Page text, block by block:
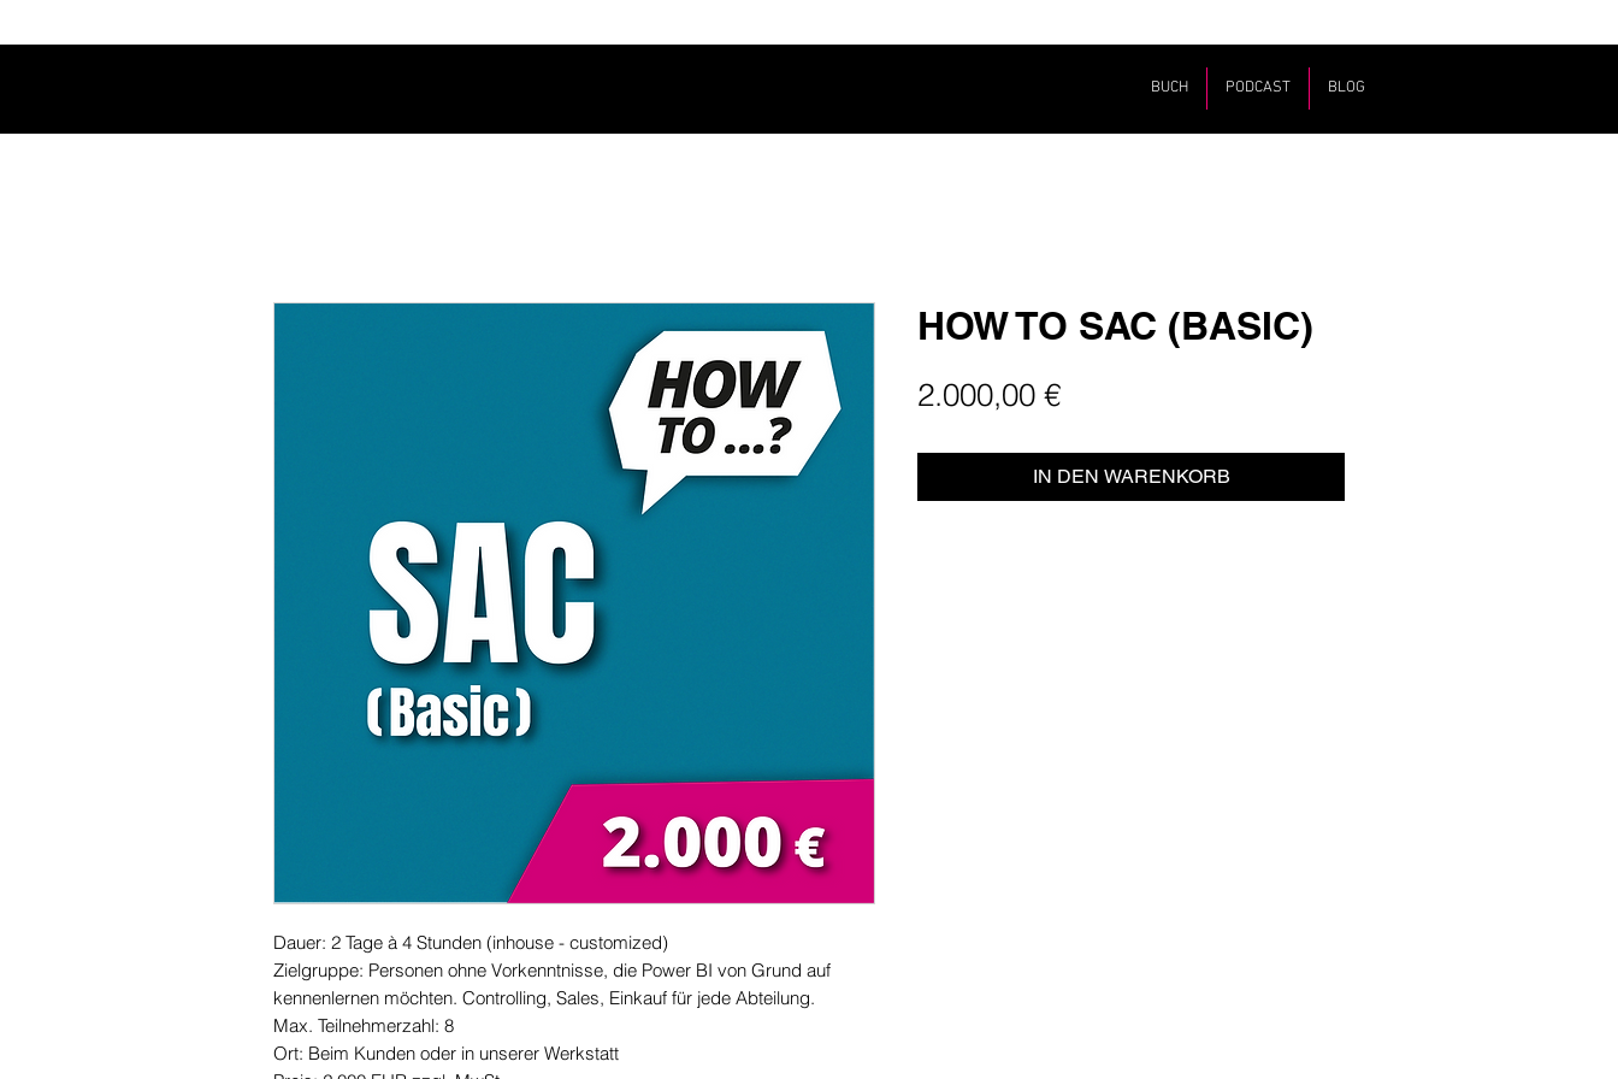
BUCH PODCAST BLOG
Dauer: 2 Tage à 4 Stunden (inhouse - customized)
Zielgruppe: Personen ohne Vorkenntnisse, die Power BI von Grund auf
kennenlernen möchten. Controlling, Sales, Einkauf für jede Abteilung.
Max. Teilnehmerzahl: 8
Ort: Beim Kunden oder in unserer Werkstatt
HOW TO SAC (BASIC)
2.000,00 €Preis
IN DEN WARENKORB